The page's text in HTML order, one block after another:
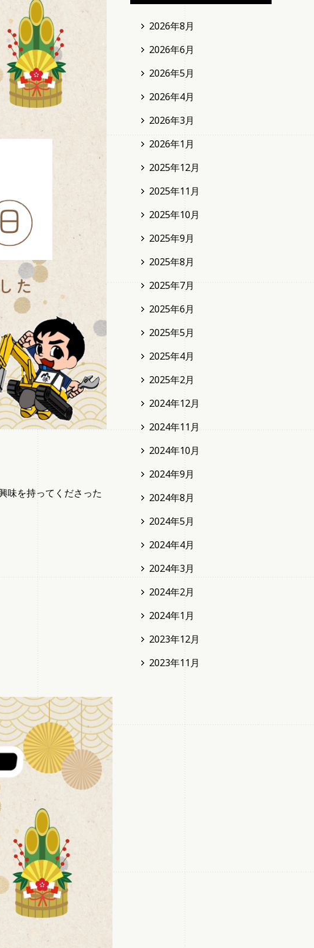
味を持ってくださった
2026年8月
2026年6月
2026年5月
2026年4月
2026年3月
2026年1月
2025年12月
2025年11月
2025年10月
2025年9月
2025年8月
2025年7月
2025年6月
2025年5月
2025年4月
2025年2月
2024年12月
2024年11月
2024年10月
2024年9月
2024年8月
2024年5月
2024年4月
2024年3月
2024年2月
2024年1月
2023年12月
2023年11月